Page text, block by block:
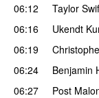
06:12
Taylor
06:16
Ukendt
06:19
06:24
Benjamin
06:27 Post